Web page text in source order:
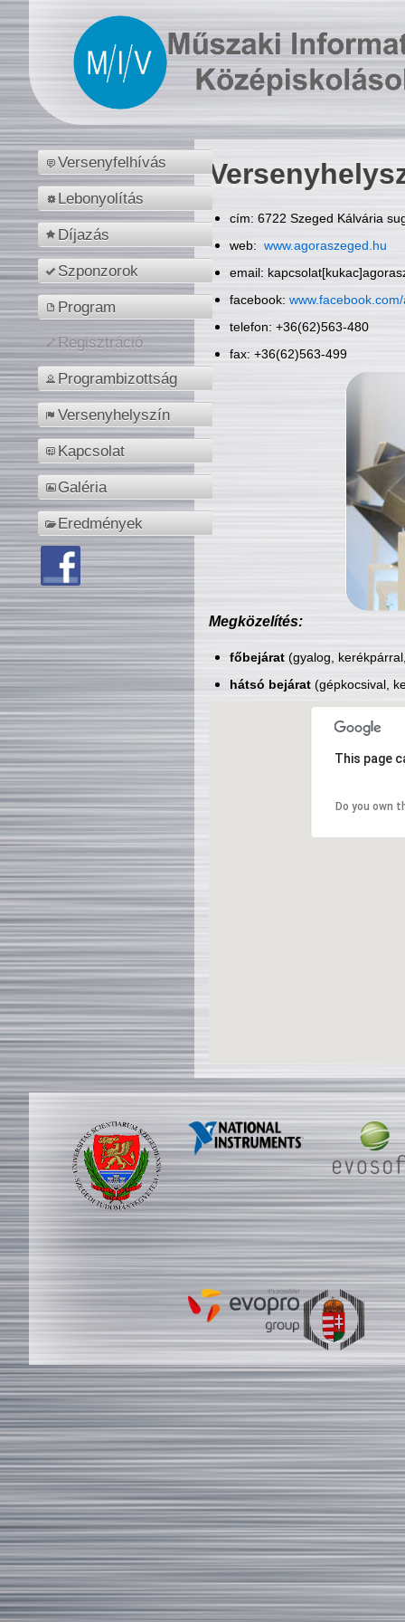
Versenyfelhívás
Lebonyolítás
Díjazás
Szponzorok
Program
Regisztráció
Programbizottság
Versenyhelyszín
Kapcsolat
Galéria
Eredmények
cím: 6722 Szeged Kálvária
web: www.agoraszeged.hu
email:
facebook:
telefon: +36(62)563-480
fax: +36(62)563-499
Megközelítés:
főbejárat(gyalog,
hátsó bejárat(gépkocsival,
This page
Do you own